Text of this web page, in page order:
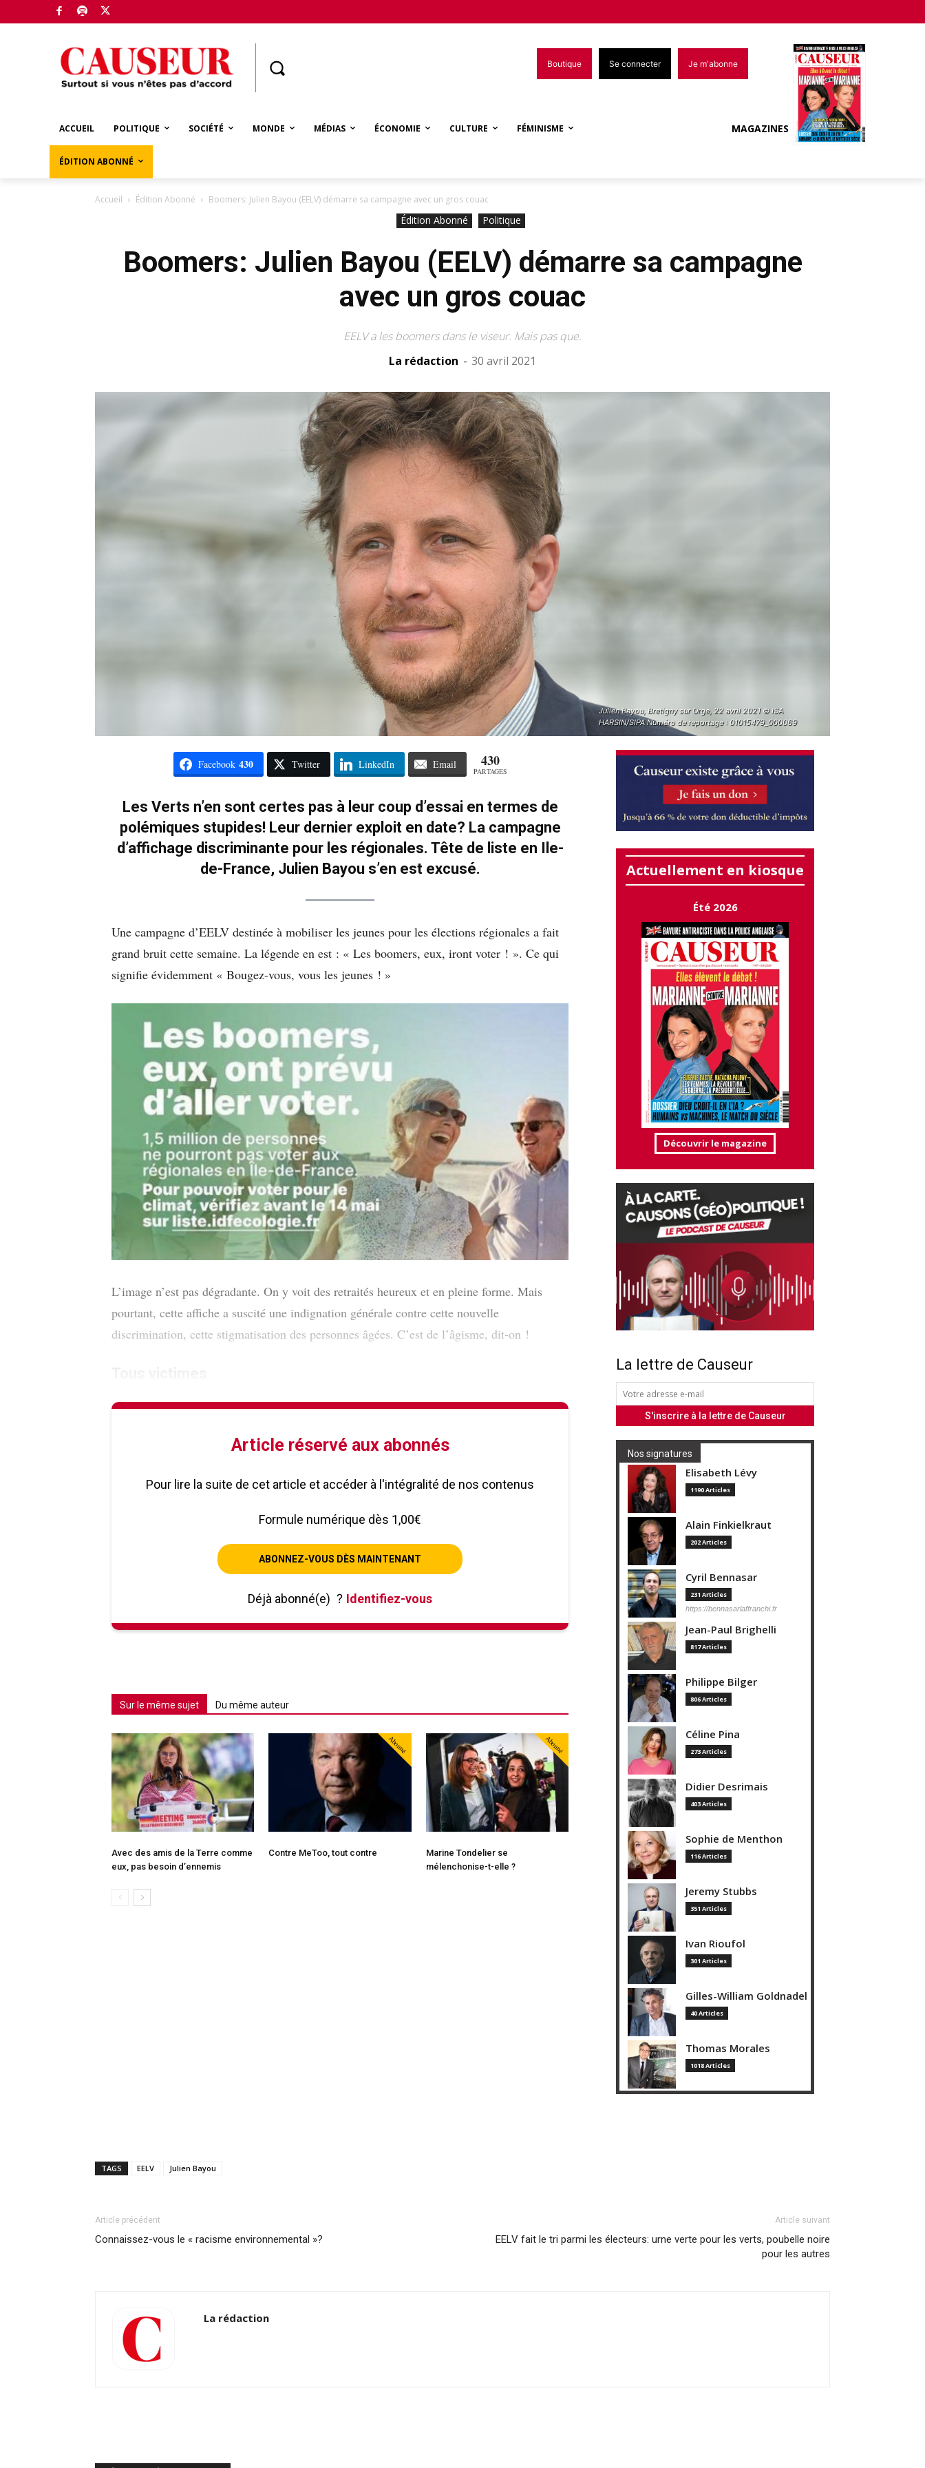
Boutique Se connecter Je m'abonne
ACCUEIL POLITIQUE SOCIÉTÉ MONDE MÉDIAS ÉCONOMIE CULTURE FÉMINISME
ÉDITION ABONNÉ
MAGAZINES
Accueil Édition Abonné Boomers: Julien Bayou (EELV) démarre sa campagne avec un gros couac
Édition Abonné Politique
Boomers: Julien Bayou (EELV) démarre sa campagne
avec un gros couac
EELV a les boomers dans le viseur. Mais pas que.
La rédaction - 30 avril 2021
Julien Bayou, Bretigny sur Orge, 22 avril 2021 © ISA
HARSIN/SIPA Numéro de reportage : 01015479_000069
Facebook 430 Twitter LinkedIn Email 430
PARTAGES
Les Verts n’en sont certes pas à leur coup d’essai en termes de
polémiques stupides! Leur dernier exploit en date? La campagne
d’affichage discriminante pour les régionales. Tête de liste en Ile-
de-France, Julien Bayou s’en est excusé.
Une campagne d’EELV destinée à mobiliser les jeunes pour les élections régionales a fait
grand bruit cette semaine. La légende en est : « Les boomers, eux, iront voter ! ». Ce qui
signifie évidemment « Bougez-vous, vous les jeunes ! »
L’image n’est pas dégradante. On y voit des retraités heureux et en pleine forme. Mais
pourtant, cette affiche a suscité une indignation générale contre cette nouvelle
discrimination, cette stigmatisation des personnes âgées. C’est de l’âgisme, dit-on !
Article réservé aux abonnés
Pour lire la suite de cet article et accéder à l'intégralité de nos contenus
Formule numérique dès 1,00€
ABONNEZ-VOUS DÈS MAINTENANT
Déjà abonné(e) ? Identifiez-vous
Sur le même sujet Du même auteur
Avec des amis de la Terre comme
eux, pas besoin d’ennemis
Abonné
Contre MeToo, tout contre
Abonné
Marine Tondelier se
mélenchonise-t-elle ?
Actuellement en kiosque
Été 2026
Découvrir le magazine
La lettre de Causeur
Nos signatures
Elisabeth Lévy
1190 Articles
Alain Finkielkraut
202 Articles
Cyril Bennasar
231 Articles
https://bennasarlaffranchi.fr
Jean-Paul Brighelli
817 Articles
Philippe Bilger
806 Articles
Céline Pina
273 Articles
Didier Desrimais
403 Articles
Sophie de Menthon
116 Articles
Jeremy Stubbs
351 Articles
Ivan Rioufol
301 Articles
Gilles-William Goldnadel
40 Articles
Thomas Morales
1018 Articles
TAGS EELV Julien Bayou
Article précédent
Connaissez-vous le « racisme environnemental »?
Article suivant
EELV fait le tri parmi les électeurs: urne verte pour les verts, poubelle noire
pour les autres
La rédaction